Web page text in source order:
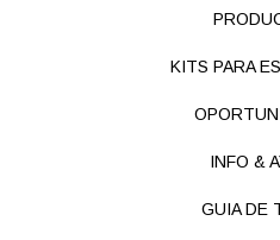
KITS PARA
INFO &
GUIA DE